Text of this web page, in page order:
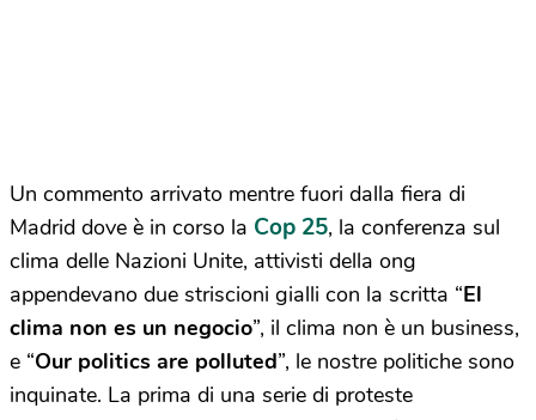
Un commento arrivato mentre fuori dalla fiera di
Madrid dove è in corso la Cop 25, la conferenza sul
clima delle Nazioni Unite, attivisti della ong
appendevano due striscioni gialli con la scritta “El
clima non es un negocio”, il clima non è un business,
e “Our politics are polluted”, le nostre politiche sono
inquinate. La prima di una serie di proteste